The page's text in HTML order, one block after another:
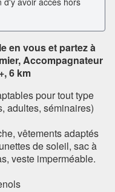
en plein écran
en vous et partez à
Accompagnateur
6 km
pour tout type
adultes, séminaires)
vêtements adaptés
de soleil, sac à
veste imperméable.